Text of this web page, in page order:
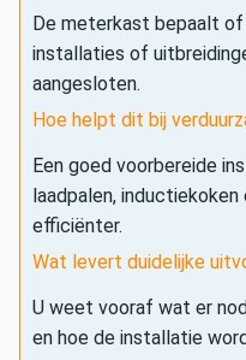
De meterkast bepaalt of
installaties of
aangesloten.
Hoe helpt dit bij
Een goed voorbereide
laadpalen,
efficiënter.
Wat levert duidelijke
U weet vooraf wat er
en hoe de installatie